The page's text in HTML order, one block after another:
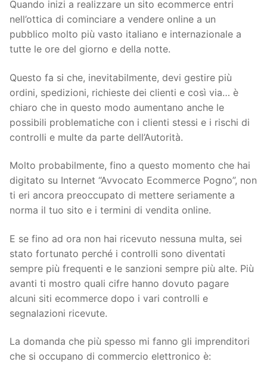
Quando inizi a realizzare un sito ecommerce entri
nell’ottica di cominciare a vendere online a un
pubblico molto più vasto italiano e internazionale a
tutte le ore del giorno e della notte.
Questo fa si che, inevitabilmente, devi gestire più
ordini, spedizioni, richieste dei clienti e così via… è
chiaro che in questo modo aumentano anche le
possibili problematiche con i clienti stessi e i rischi di
controlli e multe da parte dell’Autorità.
Molto probabilmente, fino a questo momento che hai
digitato su Internet “Avvocato Ecommerce Pogno”, non
ti eri ancora preoccupato di mettere seriamente a
norma il tuo sito e i termini di vendita online.
E se fino ad ora non hai ricevuto nessuna multa, sei
stato fortunato perché i controlli sono diventati
sempre più frequenti e le sanzioni sempre più alte. Più
avanti ti mostro quali cifre hanno dovuto pagare
alcuni siti ecommerce dopo i vari controlli e
segnalazioni ricevute.
La domanda che più spesso mi fanno gli imprenditori
che si occupano di commercio elettronico è: